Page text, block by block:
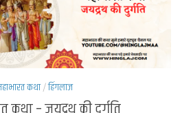
कथा/हिंगलाज